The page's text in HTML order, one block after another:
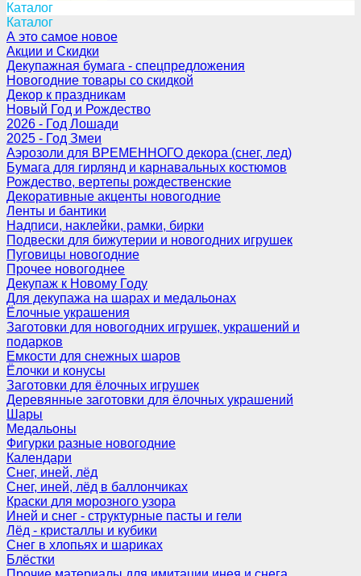
Каталог
Каталог
А это самое новое
Акции и Скидки
Декупажная бумага - спецпредложения
Новогодние товары со скидкой
Декор к праздникам
Новый Год и Рождество
2026 - Год Лошади
2025 - Год Змеи
Аэрозоли для ВРЕМЕННОГО декора (снег, лед)
Бумага для гирлянд и карнавальных костюмов
Рождество, вертепы рождественские
Декоративные акценты новогодние
Ленты и бантики
Надписи, наклейки, рамки, бирки
Подвески для бижутерии и новогодних игрушек
Пуговицы новогодние
Прочее новогоднее
Декупаж к Новому Году
Для декупажа на шарах и медальонах
Ёлочные украшения
Заготовки для новогодних игрушек, украшений и
подарков
Емкости для снежных шаров
Ёлочки и конусы
Заготовки для ёлочных игрушек
Деревянные заготовки для ёлочных украшений
Шары
Медальоны
Фигурки разные новогодние
Календари
Снег, иней, лёд
Снег, иней, лёд в баллончиках
Краски для морозного узора
Иней и снег - структурные пасты и гели
Лёд - кристаллы и кубики
Снег в хлопьях и шариках
Блёстки